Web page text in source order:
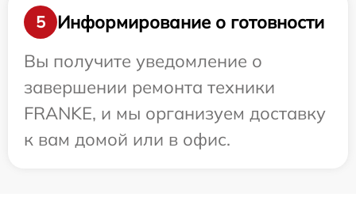
5
Информирование о готовности
Вы получите уведомление о
завершении ремонта техники
FRANKE, и мы организуем доставку
к вам домой или в офис.